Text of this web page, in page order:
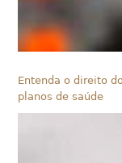
Entenda o direito
planos de saúde